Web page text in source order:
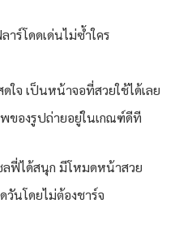
ร์โดดเด่นไม่ซ้ำใคร
ใจ เป็นหน้าจอที่สวยใช้ได้เลย
ของรูปถ่ายอยู่ในเกณฑ์ดีที
ลฟี่ได้สนุก มีโหมดหน้าสวย
นโดยไม่ต้องชาร์จ